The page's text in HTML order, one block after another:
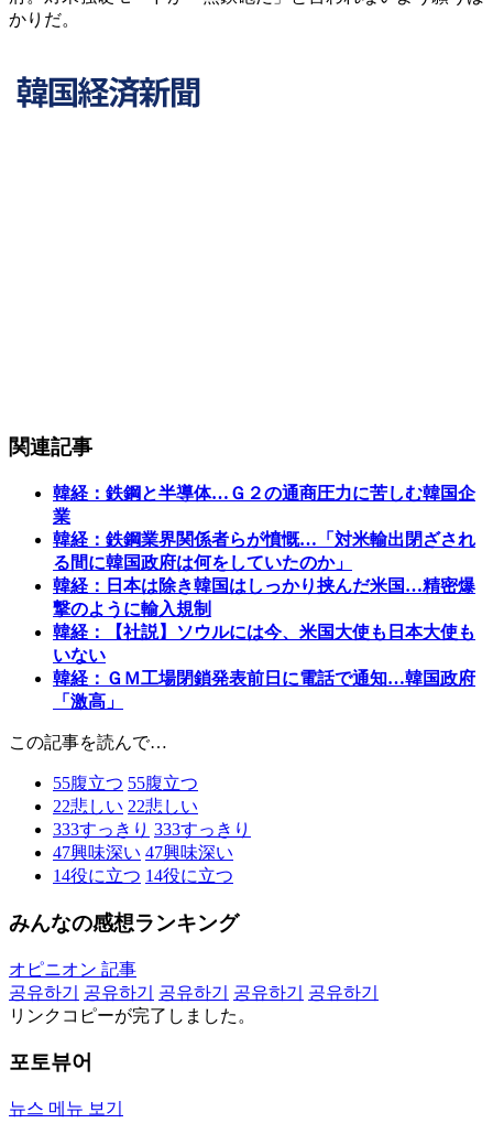
かりだ。
関連記事
韓経：鉄鋼と半導体…Ｇ２の通商圧力に苦しむ韓国企
業
韓経：鉄鋼業界関係者らが憤慨…「対米輸出閉ざされ
る間に韓国政府は何をしていたのか」
韓経：日本は除き韓国はしっかり挟んだ米国…精密爆
撃のように輸入規制
韓経：【社説】ソウルには今、米国大使も日本大使も
いない
韓経：ＧＭ工場閉鎖発表前日に電話で通知…韓国政府
「激高」
この記事を読んで…
55腹立つ 55腹立つ
22悲しい 22悲しい
333すっきり 333すっきり
47興味深い 47興味深い
14役に立つ 14役に立つ
みんなの感想ランキング
オピニオン 記事
공유하기
공유하기 공유하기 공유하기
공유하기
リンクコピーが完了しました。
포토뷰어
뉴스 메뉴 보기